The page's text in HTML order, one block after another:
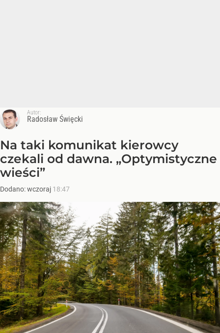
Autor:
Radosław Święcki
Na taki komunikat kierowcy
czekali od dawna. „Optymistyczne
wieści”
Dodano:wczoraj 18:47